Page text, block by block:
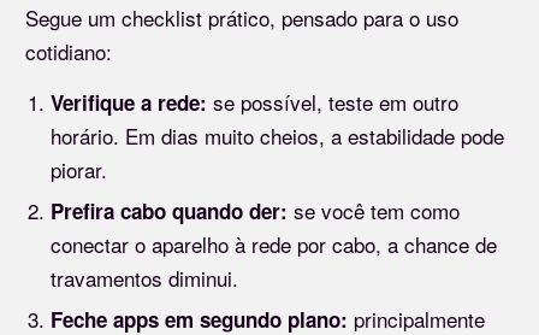
Segue um checklist prático, pensado para o uso
cotidiano:
Verifique a rede: se possível, teste em outro
horário. Em dias muito cheios, a estabilidade pode
piorar.
Prefira cabo quando der: se você tem como
conectar o aparelho à rede por cabo, a chance de
travamentos diminui.
Feche apps em segundo plano: principalmente